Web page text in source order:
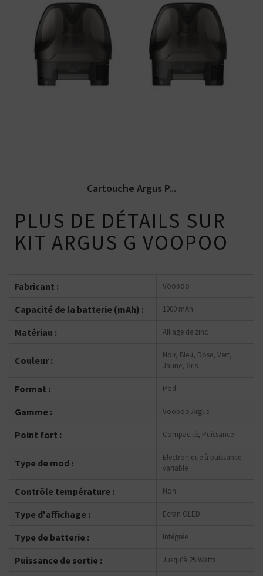
Pack incluant 2 cartouches vides Argus
Cartouche Argus P...
PLUS DE DÉTAILS SUR
KIT ARGUS G VOOPOO
Fabricant : Voopoo
Capacité de la batterie (mAh) : 1000 mAh
Matériau : Alliage de zinc
Couleur :
Noir, Bleu, Rose, Vert,
Jaune, Gris
Format : Pod
Gamme : Voopoo Argus
Point fort : Compacité, Puissance
Type de mod :
Electronique à puissance
variable
Contrôle température : Non
Type d'affichage : Ecran OLED
Type de batterie : Intégrée
Puissance de sortie : Jusqu'à 25 Watts